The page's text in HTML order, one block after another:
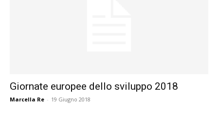
Giornate europee dello sviluppo 2018
Marcella Re - 19 Giugno 2018